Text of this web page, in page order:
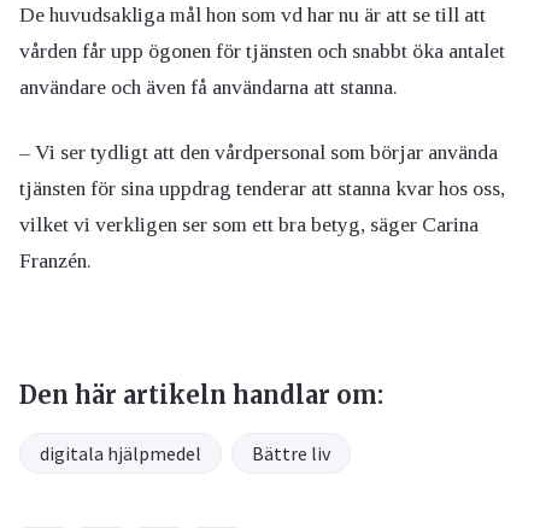
De huvudsakliga mål hon som vd har nu är att se till att
vården får upp ögonen för tjänsten och snabbt öka antalet
användare och även få användarna att stanna.
– Vi ser tydligt att den vårdpersonal som börjar använda
tjänsten för sina uppdrag tenderar att stanna kvar hos oss,
vilket vi verkligen ser som ett bra betyg, säger Carina
Franzén.
Den här artikeln handlar om:
digitala hjälpmedel Bättre liv